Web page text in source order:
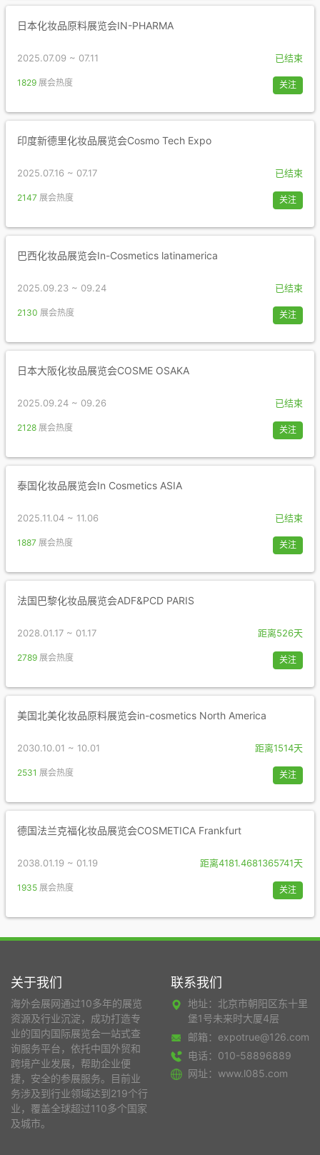
日本化妆品原料展览会IN-PHARMA
2025.07.09 ~ 07.11 已结束
1829 展会热度 关注
印度新德里化妆品展览会Cosmo Tech Expo
2025.07.16 ~ 07.17 已结束
2147 展会热度 关注
巴西化妆品展览会In-Cosmetics latinamerica
2025.09.23 ~ 09.24 已结束
2130 展会热度 关注
日本大阪化妆品展览会COSME OSAKA
2025.09.24 ~ 09.26 已结束
2128 展会热度 关注
泰国化妆品展览会In Cosmetics ASIA
2025.11.04 ~ 11.06 已结束
1887 展会热度 关注
法国巴黎化妆品展览会ADF&PCD PARIS
2028.01.17 ~ 01.17 距离526天
2789 展会热度 关注
美国北美化妆品原料展览会in-cosmetics North America
2030.10.01 ~ 10.01 距离1514天
2531 展会热度 关注
德国法兰克福化妆品展览会COSMETICA Frankfurt
2038.01.19 ~ 01.19 距离4181.4681365741天
1935 展会热度 关注
关于我们
海外会展网通过10多年的展览
资源及行业沉淀，成功打造专
业的国内国际展览会一站式查
询服务平台，依托中国外贸和
跨境产业发展，帮助企业便
捷，安全的参展服务。目前业
务涉及到行业领域达到219个行
业，覆盖全球超过110多个国家
及城市。
联系我们
地址：北京市朝阳区东十里
堡1号未来时大厦4层
邮箱：expotrue@126.com
电话：010-58896889
网址：www.l085.com